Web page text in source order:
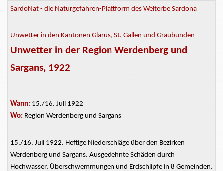
SardoNat - die Naturgefahren-Plattform des Welterbe Sardona
Unwetter in den Kantonen Glarus, St. Gallen und Graubünden
Unwetter in der Region Werdenberg und
Sargans, 1922
Wann: 15./16. Juli 1922
Wo: Region Werdenberg und Sargans
15./16. Juli 1922. Heftige Niederschläge über den Bezirken
Werdenberg und Sargans. Ausgedehnte Schäden durch
Hochwasser, Überschwemmungen und Erdschlipfe in 8 Gemeinden.